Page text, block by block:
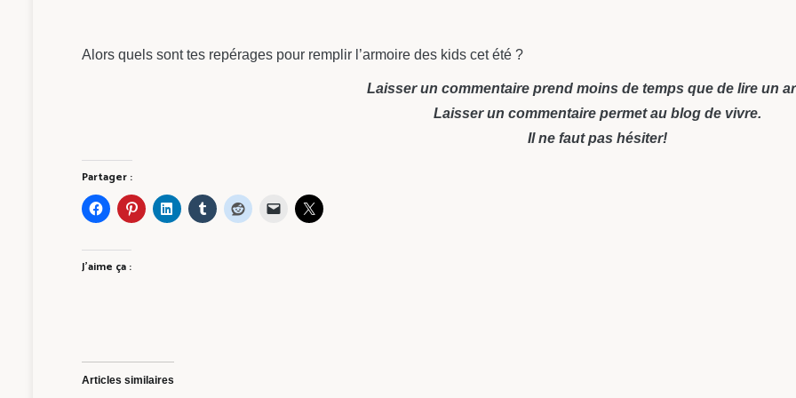
Alors quels sont tes repérages pour remplir l’armoire des kids cet été ?
Laisser un commentaire prend moins de temps que de lire un
Laisser un commentaire permet au blog de vivre.
Il ne faut pas hésiter!
Partager :
J’aime ça :
Articles similaires